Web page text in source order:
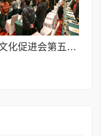
宁波茶文化促进会第五届会员大会召开 赓续千年茶脉 谱写时代新篇